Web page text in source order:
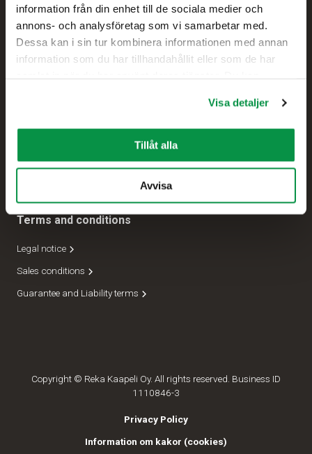
information från din enhet till de sociala medier och
annons- och analysföretag som vi samarbetar med.
Dessa kan i sin tur kombinera informationen med annan
information som du har tillhandahållit eller som de har
inställningarna från Information om kakor (cookies)-
länken i nedre delen av sidan.
Visa detaljer
Tillåt alla
Avvisa
Försäljningschef
+46 738 414 026
Tekniskt kundstöd
Terms and conditions
Legal notice
Sales conditions
Guarantee and Liability terms
Copyright © Reka Kaapeli Oy. All rights reserved. Business ID
1110846-3
Privacy Policy
Information om kakor (cookies)